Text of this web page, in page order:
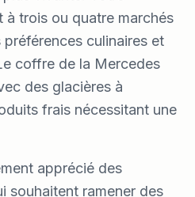
trois ou quatre marchés
culinaires et
coffre de la Mercedes
des glacières à
frais nécessitant une
apprécié des
souhaitent ramener des